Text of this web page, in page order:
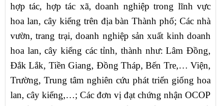
hợp tác, hợp tác xã, doanh nghiệp trong lĩnh vực
hoa lan, cây kiểng trên địa bàn Thành phố; Các nhà
vườn, trang trại, doanh nghiệp sản xuất kinh doanh
hoa lan, cây kiểng các tỉnh, thành như: Lâm Đồng,
Đắk Lắk, Tiền Giang, Đồng Tháp, Bến Tre,… Viện,
Trường, Trung tâm nghiên cứu phát triển giống hoa
lan, cây kiểng,…; Các đơn vị đạt chứng nhận OCOP